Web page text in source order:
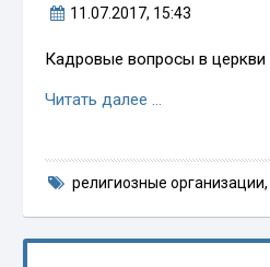
11.07.2017, 15:43
Кадровые вопросы в церкви
Читать далее …
религиозные организации,